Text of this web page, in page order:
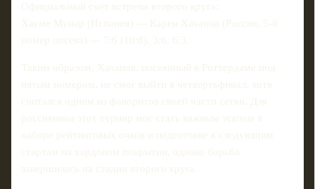
Официальный счёт встречи второго круга:
Хауме Мунар (Испания) — Карен Хачанов (Россия, 5-й
номер посева) — 7:6 (10:8), 3:6, 6:3.
Таким образом, Хачанов, посеянный в Роттердаме под
пятым номером, не смог выйти в четвертьфинал, хотя
считался одним из фаворитов своей части сетки. Для
россиянина этот турнир мог стать важным этапом в
наборе рейтинговых очков и подготовке к следующим
стартам на хардовом покрытии, однако борьба
завершилась на стадии второго круга.